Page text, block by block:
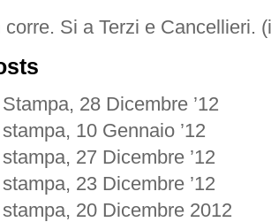
corre. Si a Terzi e Cancellieri.
28 Dicembre ’12
10 Gennaio ’12
27 Dicembre ’12
23 Dicembre ’12
20 Dicembre 2012